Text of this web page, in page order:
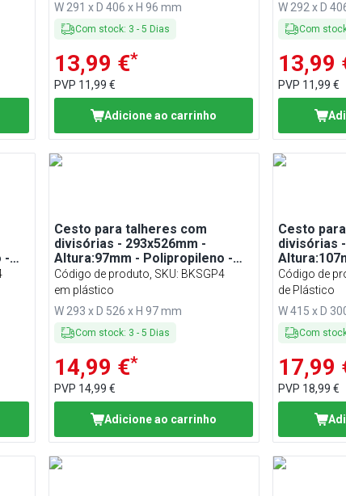
W 291 x D 406 x H 96 mm
Com stock: 3 -5 Dias
13,99 €*
PVP 11,99 €
Adicione ao carrinho
W 292 x D
Com
13,99
PVP 11,99 €
-
Cesto para talheres com
divisórias - 293x526mm -
Altura:97mm - Polipropileno -
com 4 compartimentos - Preto
Código de produto, SKU: BKSGP4
em plástico
W 293 x D 526 x H 97 mm
Com stock: 3 -5 Dias
14,99 €*
PVP 14,99 €
Adicione ao carrinho
Cesto
divisórias
com 3
tampa -
Código de
de Plástico
W 415 x D
Com
17,99
PVP 18,99 €